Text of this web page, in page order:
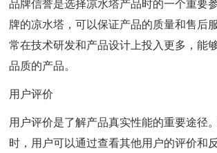
品牌信誉是选择凉水塔产品时的一个重要
牌的凉水塔，可以保证产品的质量和售后
常在技术研发和产品设计上投入更多，能
品质的产品。
用户评价
用户评价是了解产品真实性能的重要途径
时，用户可以通过查看其他用户的评价和